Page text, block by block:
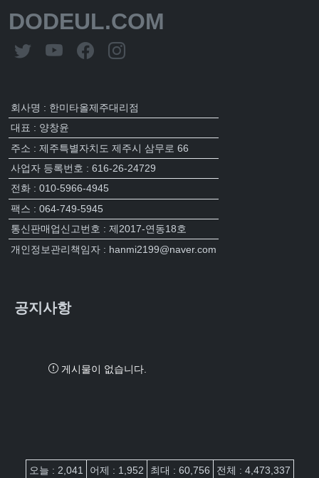
DODEUL.COM
회사명 : 한미타올제주대리점
대표 : 양창윤
주소 : 제주특별자치도 제주시 삼무로 66
사업자 등록번호 : 616-26-24729
전화 : 010-5966-4945
팩스 : 064-749-5945
통신판매업신고번호 : 제2017-연동18호
개인정보관리책임자 : hanmi2199@naver.com
공지사항
게시물이 없습니다.
접속자집계
오늘 : 2,041 어제 : 1,952 최대 : 60,756 전체 : 4,473,337